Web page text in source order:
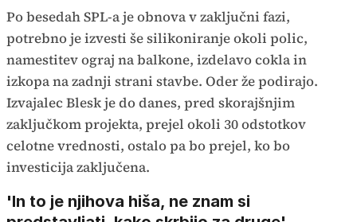
Po besedah SPL-a je obnova v zaključni fazi,
potrebno je izvesti še silikoniranje okoli polic,
namestitev ograj na balkone, izdelavo cokla in
izkopa na zadnji strani stavbe. Oder že podirajo.
Izvajalec Blesk je do danes, pred skorajšnjim
zaključkom projekta, prejel okoli 30 odstotkov
celotne vrednosti, ostalo pa bo prejel, ko bo
investicija zaključena.
'In to je njihova hiša, ne znam si